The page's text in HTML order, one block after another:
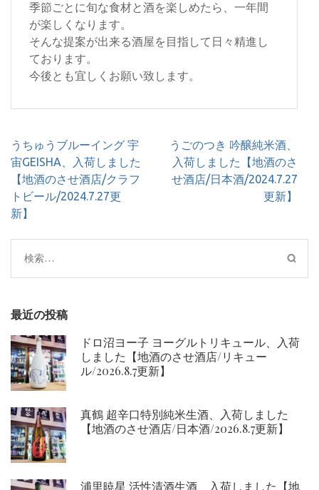
季節ごとに旬な食材と酒を楽しめたら、一年間
が楽しくなります。
そんな提案が出来る酒屋を目指して日々精進し
ております。
今後とも宜しくお願い致します。
投
稿
ナ
ビ
ゲ
ョ
ン
うちゅうブルーイング 宇
宙GEISHA、入荷しました
【地酒のさせ酒店/クラフ
トビール/2024.7.27更
新】
うごのつき 吟醸純米酒、
入荷しました【地酒のさ
せ酒店/日本酒/2024.7.27
更新】
検
索:
最近の投稿
ドロ沼ヨー子 ヨーグルトリキュール、入荷
しました【地酒のさせ酒店/リキュー
ル/2026.8.7更新】
真鶴 超辛口特別純米生酒、入荷しました
【地酒のさせ酒店/日本酒/2026.8.7更新】
浦里暁星 活性清酒生酒、入荷しました【地